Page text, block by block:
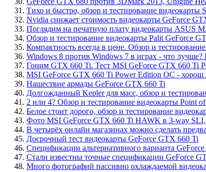
31. Тихо и быстро, обзор и тестирование видеокарты
32. Nvidia снижает стоимость видеокарты GeForce
33. Поглядим на печатную плату видеокарты ASUS
34. Обзор и тестирование видеокарты Palit GeForce
35. Компактность всегда в цене. Обзор и
36. Windows 8 против Windows 7 в играх - что
37. Гоним GTX 660 Ti. Тест MSI GeForce GTX 660 Ti
38. MSI GeForce GTX 660 Ti Power Edition OC -
39. Нашествие армады GeForce GTX 660 Ti
40. Долгожданный Kepler для масс, обзор и
41. 2 или 4? Обзор и тестирование видеокарты Point
42. Белое стоит дорого, обзор и тестирование
43. Фото MSI GeForce GTX 660 Ti HAWK в 3-way SLI,
44. В четырёх онлайн магазинах можно сделать
45. Досрочный тест видеокарты GeForce GTX 660 Ti
46. Спецификации альтернативного варианта
47. Стали известны точные спецификации GeForce
48. Много фотографий пассивно охлаждаемой